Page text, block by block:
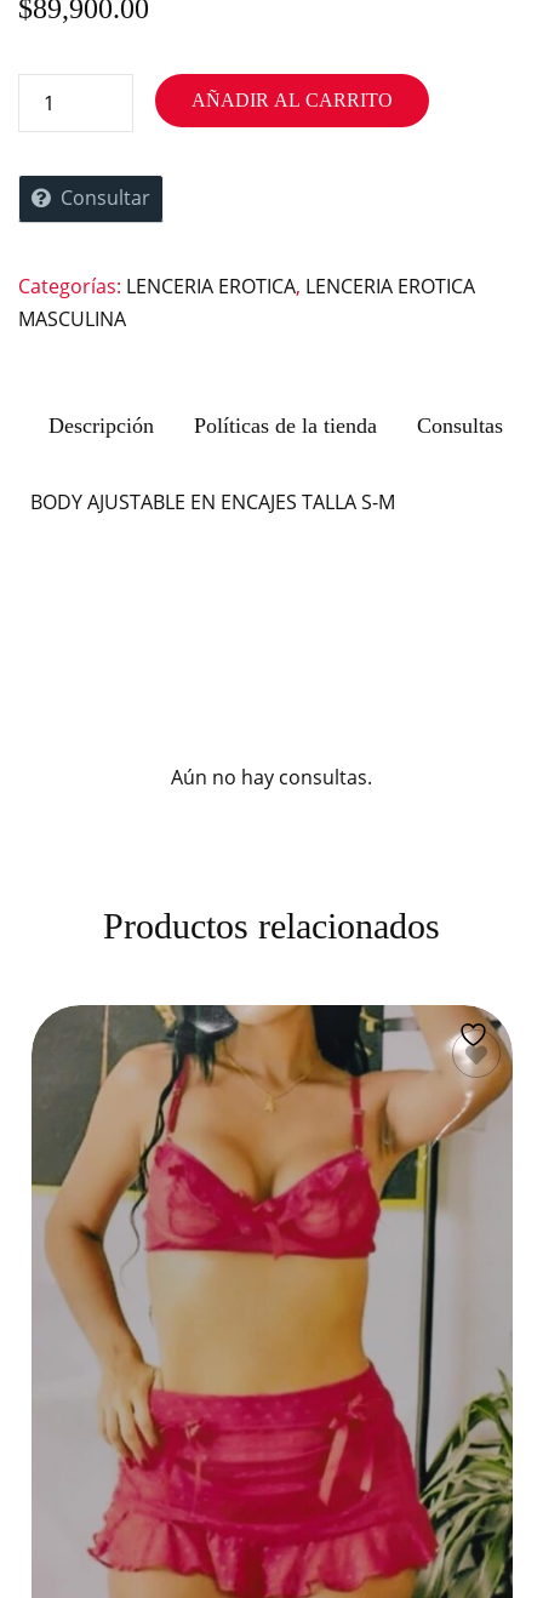
$89,900.00
AÑADIR AL CARRITO
Consultar
Categorías: LENCERIA EROTICA, LENCERIA EROTICA
MASCULINA
Descripción Políticas de la tienda Consultas
BODY AJUSTABLE EN ENCAJES TALLA S-M
Aún no hay consultas.
Productos relacionados